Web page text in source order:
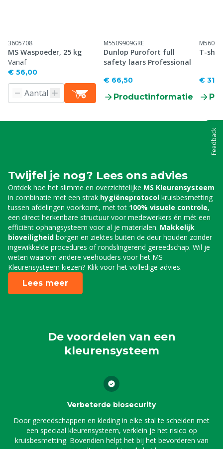
3605708
MS Waspoeder, 25 kg
Vanaf
€ 56,00
M5509909GRE
Dunlop Purofort full
safety laars Professional
€ 66,50
Productinformatie
T-
€
Twijfel je nog? Lees ons advies
Ontdek hoe het slimme en overzichtelijke MS Kleurensysteem
in combinatie met een strak hygiëneprotocol kruisbesmetting
tussen afdelingen voorkomt, met tot 100% visuele controle,
een direct herkenbare structuur voor medewerkers én mét een
efficiënt ophangsysteem voor al je materialen. Makkelijk
bioveiligheid borgen en ziektes buiten de deur houden zonder
ingewikkelde procedures of rondslingerend gereedschap. Wil je
weten waarom andere veehouders voor het MS
Kleurensysteem kiezen? Klik voor het volledige advies.
Lees meer
De voordelen van een
kleurensysteem
Verbeterde biosecurity
Door gereedschappen en kleding in elke stal te scheiden met
een speciaal kleurensysteem, verklein je het risico op
kruisbesmetting. Bovendien helpt het bij het bevorderen van
Feedback